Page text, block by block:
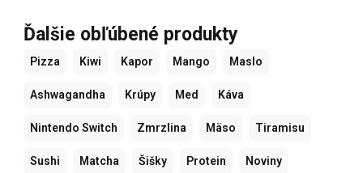
Ďalšie obľúbené produkty
Pizza Kiwi Kapor Mango Maslo
Ashwagandha Krúpy Med Káva
Nintendo Switch Zmrzlina Mäso Tiramisu
Sushi Matcha Šišky Protein Noviny